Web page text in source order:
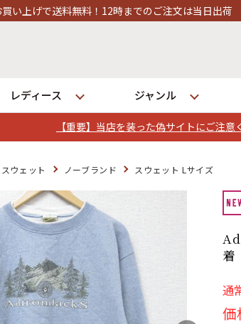
【重要】当店を装った偽サイトにご注意
までのご注文は当日出荷
レディース ジャンル
店
スウェット ノーブランド スウェット Lサイズ
着
通
価